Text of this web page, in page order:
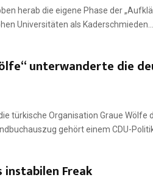
herab die eigene Phase der
Universitäten als Kaderschmieden...
unterwanderte die
türkische Organisation Graue Wölfe
gehört einem CDU-
instabilen Freak